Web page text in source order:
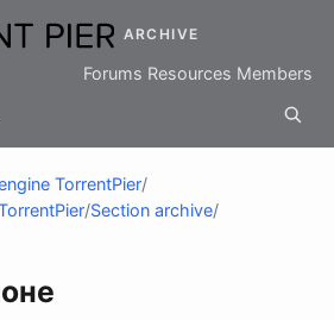
ARCHIVE
Forums Resources Members
TorrentPier/
/Section archive/